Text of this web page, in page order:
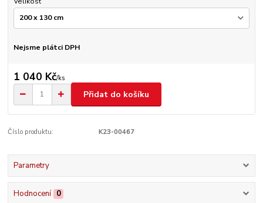
Nejsme plátci DPH
1 040 Kč/ks
Přidat do košíku
Číslo produktu: K23-00467
Parametry
Hodnocení 0